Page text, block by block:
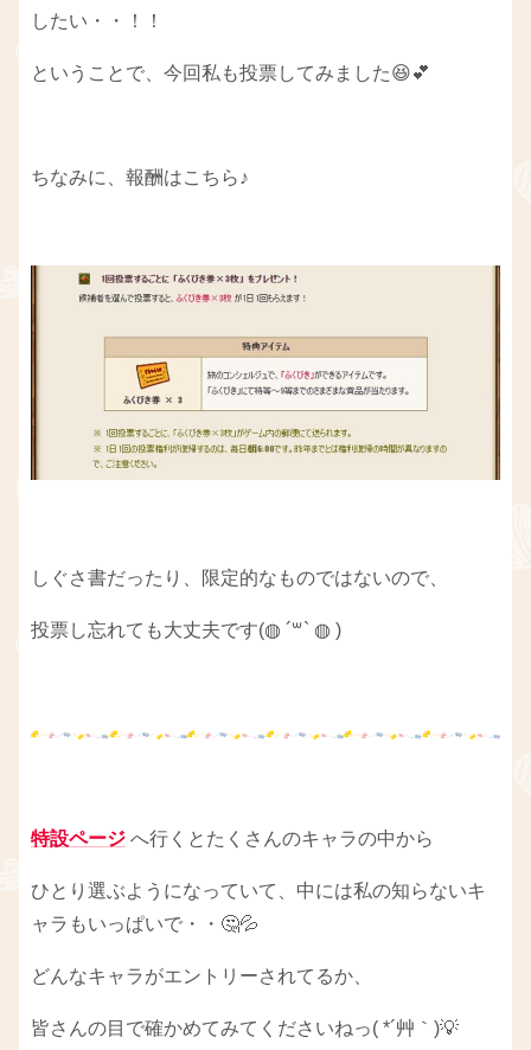
したい・・！！
ということで、今回私も投票してみました😆💕
ちなみに、報酬はこちら♪
しぐさ書だったり、限定的なものではないので、
投票し忘れても大丈夫です(◍ ´꒳` ◍ )
特設ページ へ行くとたくさんのキャラの中から
ひとり選ぶようになっていて、中には私の知らないキ
ャラもいっぱいで・・🤔💦
どんなキャラがエントリーされてるか、
皆さんの目で確かめてみてくださいねっ( *´艸｀)💡